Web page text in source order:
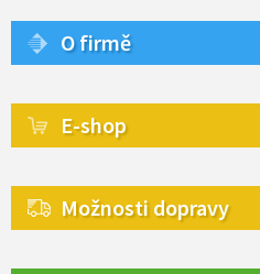
O firmě
E-shop
Možnosti dopravy